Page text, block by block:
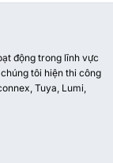
động trong lĩnh vực
tôi hiện thi công
Tuya, Lumi,